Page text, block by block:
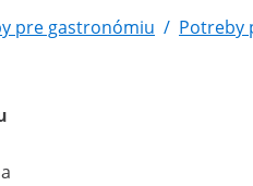
pre gastronómiu / Potreby